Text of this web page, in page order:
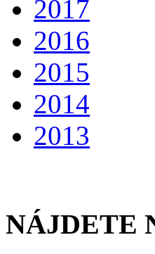
2017
2016
2015
2014
2013
NÁJDETE